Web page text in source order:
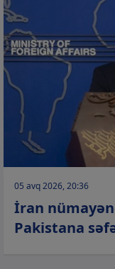
05 avq 2026, 20:36
İran
Pakistana